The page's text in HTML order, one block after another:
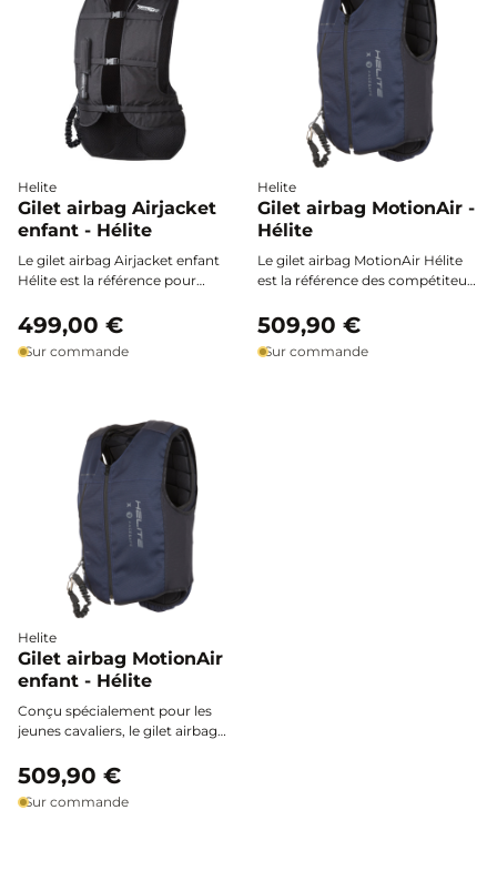
exceptionnel.
Helite
Gilet airbag Airjacket
enfant - Hélite
Le gilet airbag Airjacket enfant
Hélite est la référence pour
compétition comme en loisir.
Déclenchement ultra-rapide,
ajustement facile et certification
à chaque sortie à cheval.
499,00 €
Sur commande
Helite
Gilet airbag MotionAir -
Hélite
Le gilet airbag MotionAir Hélite
est la référence des compétiteurs
par-dessus votre équipement,
pour une protection hybride
maximale et une liberté de
509,90 €
Sur commande
Helite
Gilet airbag MotionAir
enfant - Hélite
Conçu spécialement pour les
jeunes cavaliers, le gilet airbag
une sécurité optimale sur toutes
les disciplines. Léger et
ergonomique, il s’attache sur la
509,90 €
Sur commande